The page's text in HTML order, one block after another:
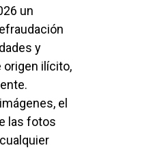
un
y
origen ilícito,
el
las fotos